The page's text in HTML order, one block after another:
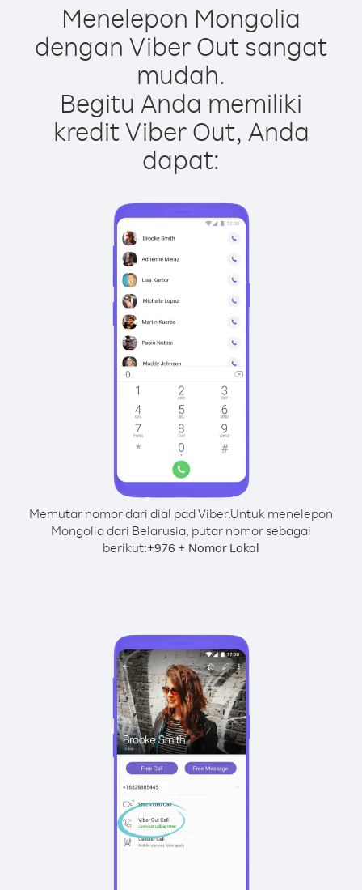
Menelepon Mongolia
dengan Viber Out sangat
mudah.
Begitu Anda memiliki
kredit Viber Out, Anda
dapat:
Memutar nomor dari dial pad Viber.Untuk menelepon
Mongolia dari Belarusia, putar nomor sebagai
berikut:+976 + Nomor Lokal